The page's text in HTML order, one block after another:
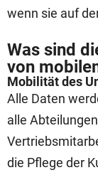
wenn sie auf
Was sind
von
Mobilität des
Alle Daten
alle
die Pflege der